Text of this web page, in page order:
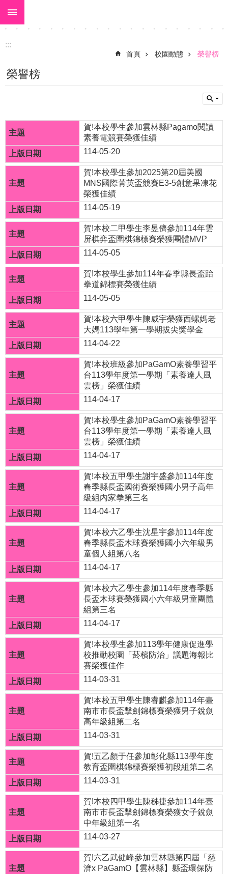
跳到主要內容區塊
搜
尋
關
於
校
長
室
校
動
態
☆
疫
情
區
教
息
交
流
成
果
示
課
總
計
畫
熱
鍵
首
頁
站
導
覽
管
理
校
務
系
:::
首頁 校園動態 榮譽榜
榮譽榜
賀!本校學生參加雲林縣Pagamo閱讀
素養電競賽榮獲佳績
114-05-20
賀!本校學生參加2025第20屆美國
MNS國際菁英盃競賽E3-5創意果凍花
榮獲佳績
114-05-19
賀!本校二甲學生李昱儕參加114年雲
屏棋弈盃圍棋錦標賽榮獲團體MVP
114-05-05
賀!本校學生參加114年春季縣長盃跆
拳道錦標賽榮獲佳績
114-05-05
賀!本校六甲學生陳威宇榮獲西螺媽老
大媽113學年第一學期拔尖獎學金
114-04-22
賀!本校班級參加PaGamO素養學習平
台113學年度第一學期「素養達人風
雲榜」榮獲佳績
114-04-17
賀!本校學生參加PaGamO素養學習平
台113學年度第一學期「素養達人風
雲榜」榮獲佳績
114-04-17
賀!本校五甲學生謝宇盛參加114年度
春季縣長盃國術賽榮獲國小男子高年
級組內家拳第三名
114-04-17
賀!本校六乙學生沈星宇參加114年度
春季縣長盃木球賽榮獲國小六年級男
童個人組第八名
114-04-17
賀!本校六乙學生參加114年度春季縣
長盃木球賽榮獲國小六年級男童團體
組第三名
114-04-17
賀!本校學生參加113學年健康促進學
校推動校園「菸檳防治」議題海報比
賽榮獲佳作
114-03-31
賀!本校五甲學生陳睿麒參加114年臺
南市市長盃擊劍錦標賽榮獲男子銳劍
高年級組第二名
114-03-31
賀!五乙顏于任參加彰化縣113學年度
教育盃圍棋錦標賽榮獲初段組第二名
114-03-31
賀!本校四甲學生陳秭捷參加114年臺
南市市長盃擊劍錦標賽榮獲女子銳劍
中年級組第一名
114-03-27
賀!六乙武健峰參加雲林縣第四屆「慈
濟x PaGamO【雲林縣】縣盃環保防